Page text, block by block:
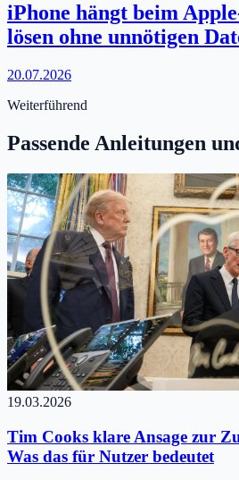
iPhone hängt beim
lösen ohne unnötigen
20.07.2026
Weiterführend
Passende Anleitungen
19.03.2026
Tim Cooks klare Ansage zur
Was das für Nutzer bedeutet